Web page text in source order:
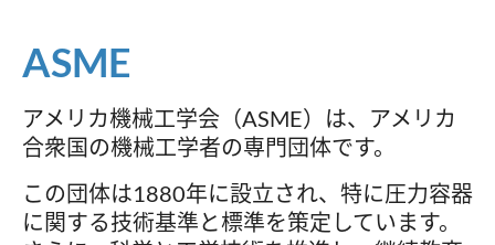
ASME
アメリカ機械工学会（ASME）は、アメリカ
合衆国の機械工学者の専門団体です。
この団体は1880年に設立され、特に圧力容器
に関する技術基準と標準を策定しています。